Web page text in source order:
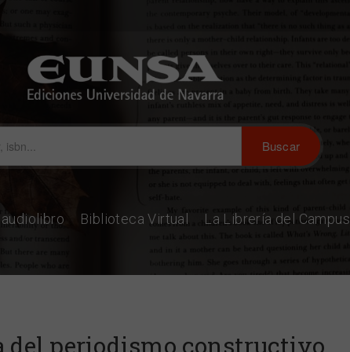
Biblioteca Virtual La Librería del Campus
del periodismo constructivo